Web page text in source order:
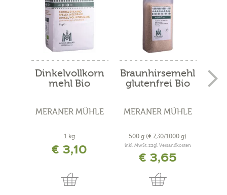
Dinkelvollkorn
mehl Bio
MERANER MÜHLE
1 kg
€ 3,10
Braunhirsemehl
glutenfrei Bio
MERANER MÜHLE
500 g (€ 7,30/1000 g)
inkl. MwSt. zzgl. Versandkosten
€ 3,65